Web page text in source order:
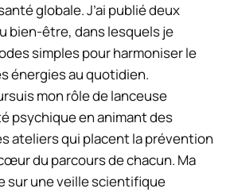
globale. J’ai publié deux
bien-être, dans lesquels je
simples pour harmoniser le
énergies au quotidien.
mon rôle de lanceuse
psychique en animant des
ateliers qui placent la prévention
du parcours de chacun. Ma
sur une veille scientifique